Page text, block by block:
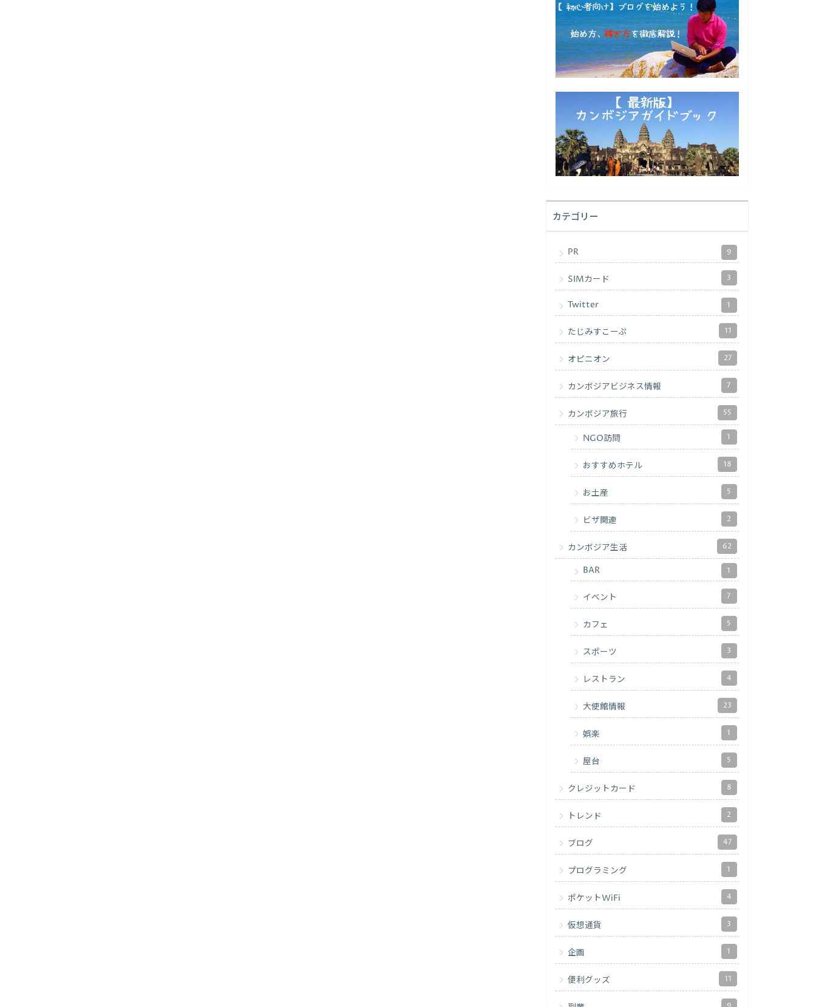
カテゴリー
PR 9
SIMカード 3
Twitter 1
たじみすこーぷ 11
オピニオン 27
カンボジアビジネス情報 7
カンボジア旅行 55
NGO訪問 1
おすすめホテル 18
お土産 5
ビザ関連 2
カンボジア生活 62
BAR 1
イベント 7
カフェ 5
スポーツ 3
レストラン 4
大使館情報 23
娯楽 1
屋台 5
クレジットカード 8
トレンド 2
ブログ 47
プログラミング 1
ポケットWiFi 4
仮想通貨 3
企画 1
便利グッズ 11